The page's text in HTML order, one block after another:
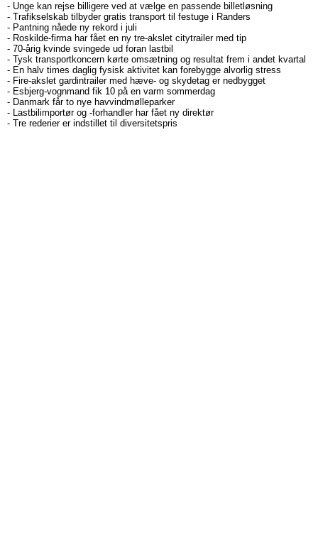
- Unge kan rejse billigere ved at vælge en passende billetløsning
- Trafikselskab tilbyder gratis transport til festuge i Randers
- Pantning nåede ny rekord i juli
- Roskilde-firma har fået en ny tre-akslet citytrailer med tip
- 70-årig kvinde svingede ud foran lastbil
- Tysk transportkoncern kørte omsætning og resultat frem i andet kvartal
- En halv times daglig fysisk aktivitet kan forebygge alvorlig stress
- Fire-akslet gardintrailer med hæve- og skydetag er nedbygget
- Esbjerg-vognmand fik 10 på en varm sommerdag
- Danmark får to nye havvindmølleparker
- Lastbilimportør og -forhandler har fået ny direktør
- Tre rederier er indstillet til diversitetspris